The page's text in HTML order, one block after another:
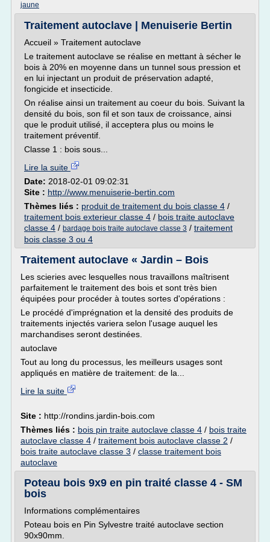
jaune
Traitement autoclave | Menuiserie Bertin
Accueil » Traitement autoclave
Le traitement autoclave se réalise en mettant à sécher le
bois à 20% en moyenne dans un tunnel sous pression et
en lui injectant un produit de préservation adapté,
fongicide et insecticide.
On réalise ainsi un traitement au coeur du bois. Suivant la
densité du bois, son fil et son taux de croissance, ainsi
que le produit utilisé, il acceptera plus ou moins le
traitement préventif.
Classe 1 : bois sous...
Lire la suite
Date: 2018-02-01 09:02:31
Site : http://www.menuiserie-bertin.com
Thèmes liés : produit de traitement du bois classe 4 /
traitement bois exterieur classe 4 / bois traite autoclave
classe 4 / bardage bois traite autoclave classe 3 / traitement
bois classe 3 ou 4
Traitement autoclave « Jardin – Bois
Les scieries avec lesquelles nous travaillons maîtrisent
parfaitement le traitement des bois et sont très bien
équipées pour procéder à toutes sortes d'opérations :
Le procédé d'imprégnation et la densité des produits de
traitements injectés variera selon l'usage auquel les
marchandises seront destinées.
autoclave
Tout au long du processus, les meilleurs usages sont
appliqués en matière de traitement: de la...
Lire la suite
Site : http://rondins.jardin-bois.com
Thèmes liés : bois pin traite autoclave classe 4 / bois traite
autoclave classe 4 / traitement bois autoclave classe 2 /
bois traite autoclave classe 3 / classe traitement bois
autoclave
Poteau bois 9x9 en pin traité classe 4 - SM
bois
Informations complémentaires
Poteau bois en Pin Sylvestre traité autoclave section
90x90mm.